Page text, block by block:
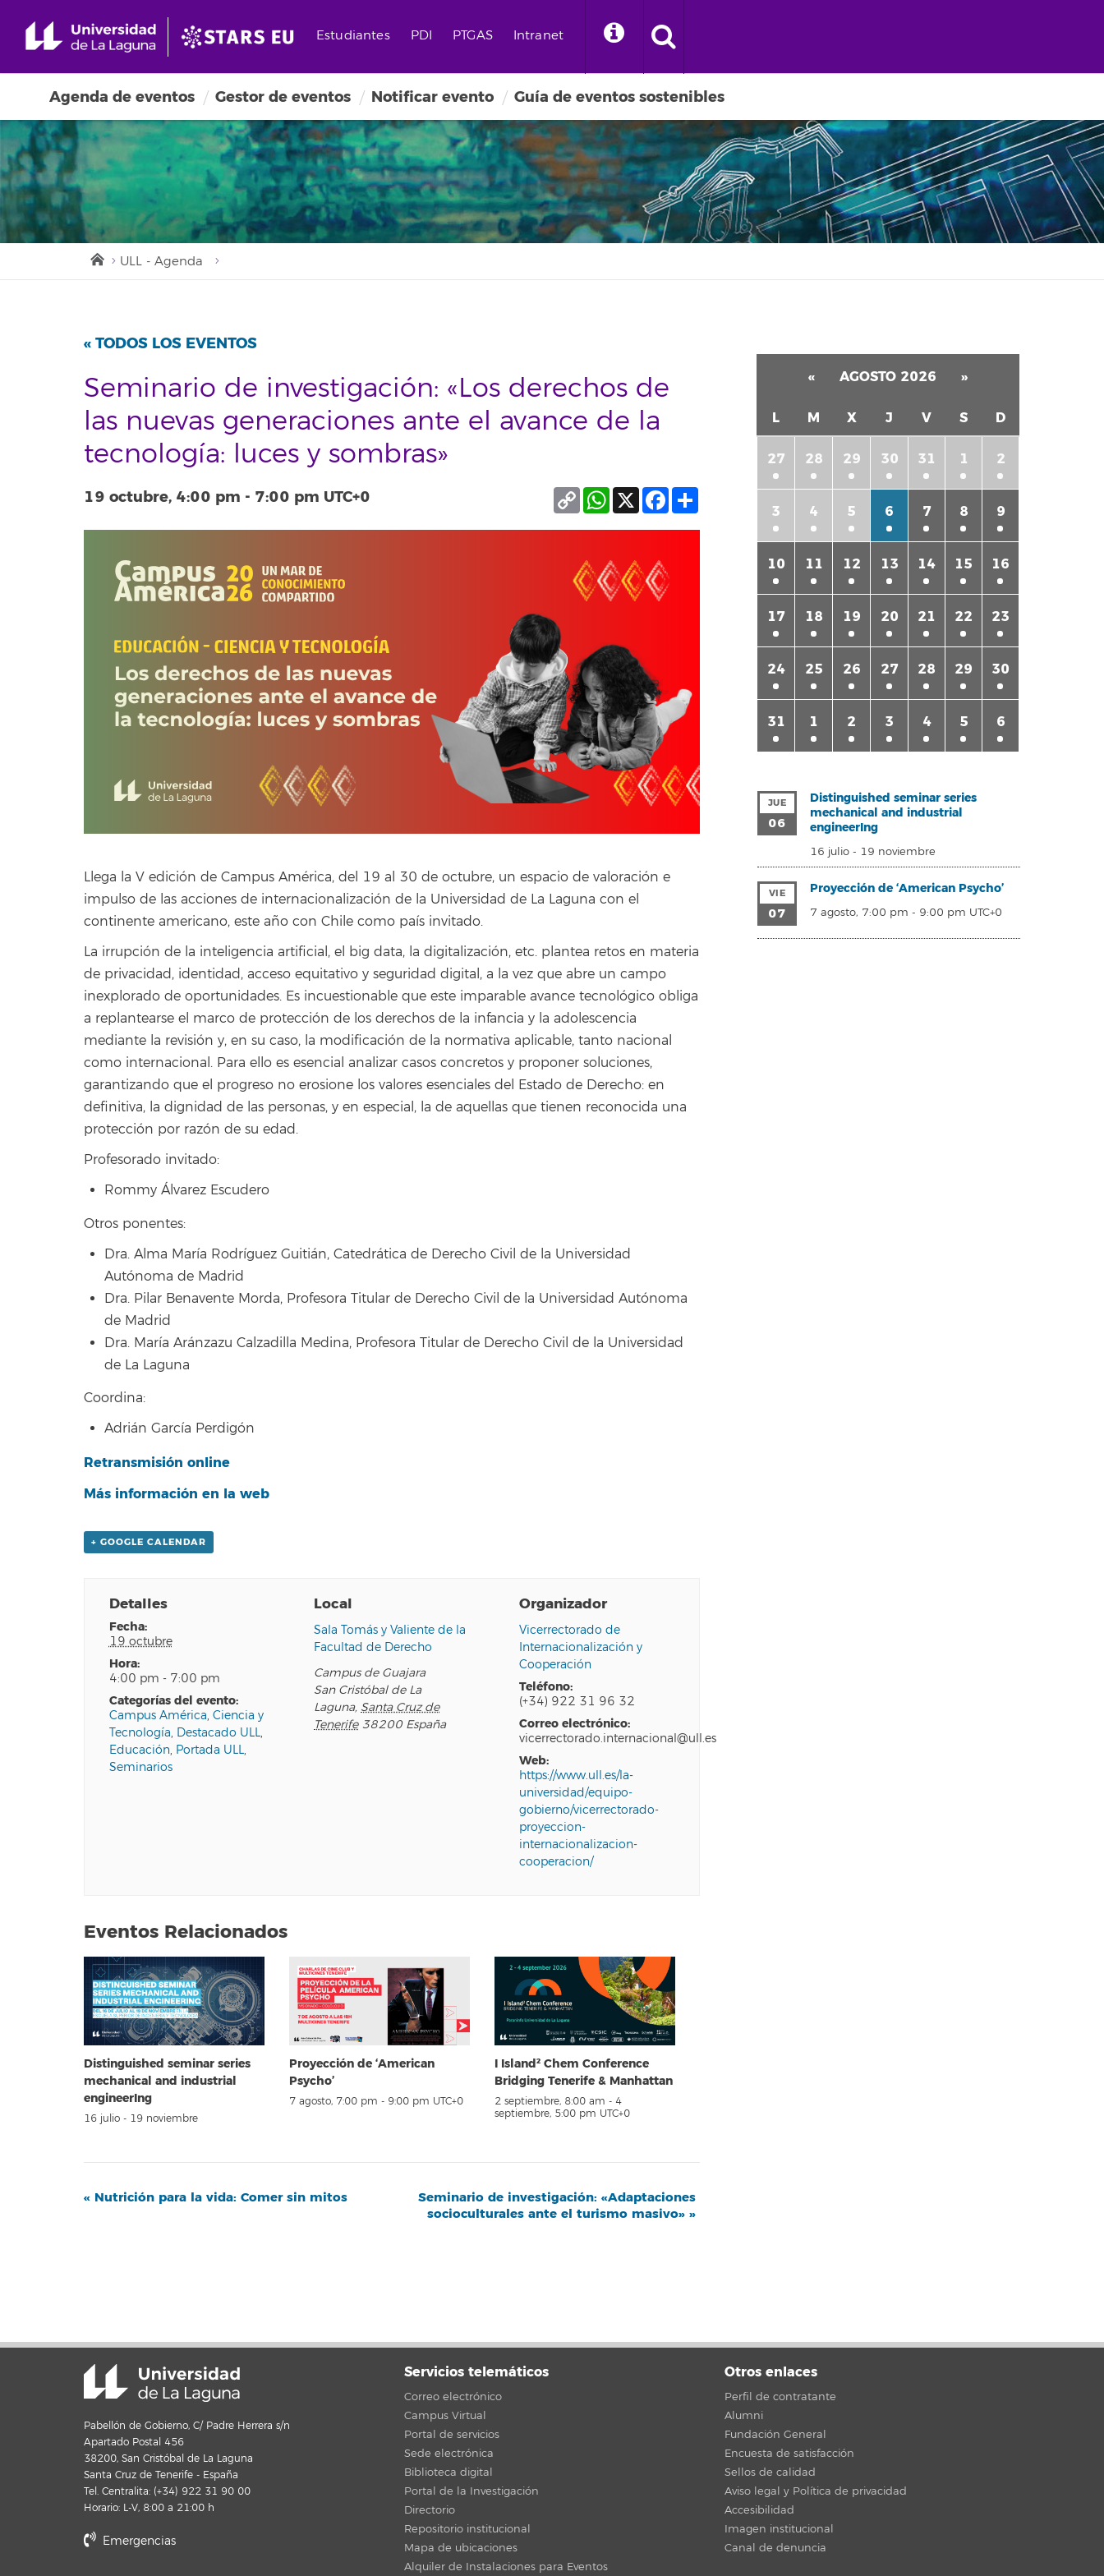
Estudiantes PDI PTGAS Intranet
Agenda de eventos Gestor de eventos Notificar evento Guía de eventos sostenibles
ULL - Agenda
« TODOS LOS EVENTOS
Seminario de investigación: «Los derechos de
las nuevas generaciones ante el avance de la
tecnología: luces y sombras»
19 octubre, 4:00 pm - 7:00 pm UTC+0 Compartir
Facebook
X
WhatsApp
Copy
Link
Llega la V edición de Campus América, del 19 al 30 de octubre, un espacio de valoración e
impulso de las acciones de internacionalización de la Universidad de La Laguna con el
continente americano, este año con Chile como país invitado.
La irrupción de la inteligencia artificial, el big data, la digitalización, etc. plantea retos en materia
de privacidad, identidad, acceso equitativo y seguridad digital, a la vez que abre un campo
inexplorado de oportunidades. Es incuestionable que este imparable avance tecnológico obliga
a replantearse el marco de protección de los derechos de la infancia y la adolescencia
mediante la revisión y, en su caso, la modificación de la normativa aplicable, tanto nacional
como internacional. Para ello es esencial analizar casos concretos y proponer soluciones,
garantizando que el progreso no erosione los valores esenciales del Estado de Derecho: en
definitiva, la dignidad de las personas, y en especial, la de aquellas que tienen reconocida una
protección por razón de su edad.
Profesorado invitado:
Rommy Álvarez Escudero
Otros ponentes:
Dra. Alma María Rodríguez Guitián, Catedrática de Derecho Civil de la Universidad
Autónoma de Madrid
Dra. Pilar Benavente Morda, Profesora Titular de Derecho Civil de la Universidad Autónoma
de Madrid
Dra. María Aránzazu Calzadilla Medina, Profesora Titular de Derecho Civil de la Universidad
de La Laguna
Coordina:
Adrián García Perdigón
Retransmisión online
Más información en la web
+ GOOGLE CALENDAR
Detalles
fecha:
19 octubre
hora:
4:00 pm - 7:00 pm
categorías del evento:
Campus América, Ciencia y
Tecnología, Destacado ULL,
Educación, Portada ULL,
Seminarios
Local
Sala Tomás y Valiente de la
Facultad de Derecho
Campus de Guajara
San Cristóbal de La
Laguna, Santa Cruz de
Tenerife 38200 España
Organizador
Vicerrectorado de
Internacionalización y
Cooperación
teléfono:
(+34) 922 31 96 32
correo electrónico:
vicerrectorado.internacional@ull.es
web:
https://www.ull.es/la-
universidad/equipo-
gobierno/vicerrectorado-
proyeccion-
internacionalizacion-
cooperacion/
Eventos Relacionados
Distinguished seminar series
mechanical and industrial
engineerIng
16 julio - 19 noviembre
Proyección de ‘American
Psycho’
7 agosto, 7:00 pm - 9:00 pm UTC+0
I Island² Chem Conference
Bridging Tenerife & Manhattan
2 septiembre, 8:00 am - 4
septiembre, 5:00 pm UTC+0
Navegación
« Nutrición para la vida: Comer sin mitos
Seminario de investigación: «Adaptaciones
socioculturales ante el turismo masivo» »
« AGOSTO 2026 »
L M X J V S D
27 28 29 30 31 1 2
3 4 5 6 7 8 9
10 11 12 13 14 15 16
17 18 19 20 21 22 23
24 25 26 27 28 29 30
31 1 2 3 4 5 6
JUE
06
Distinguished seminar series
mechanical and industrial
engineerIng
16 julio - 19 noviembre
VIE
07
Proyección de ‘American Psycho’
7 agosto, 7:00 pm - 9:00 pm UTC+0
Pabellón de Gobierno, C/ Padre Herrera s/n
Apartado Postal 456
38200, San Cristóbal de La Laguna
Santa Cruz de Tenerife - España
Tel. Centralita: (+34) 922 31 90 00
Horario: L-V, 8:00 a 21:00 h
Emergencias
Servicios telemáticos
Correo electrónico
Campus Virtual
Portal de servicios
Sede electrónica
Biblioteca digital
Portal de la Investigación
Directorio
Repositorio institucional
Mapa de ubicaciones
Alquiler de Instalaciones para Eventos
Otros enlaces
Perfil de contratante
Alumni
Fundación General
Encuesta de satisfacción
Sellos de calidad
Aviso legal y Política de privacidad
Accesibilidad
Imagen institucional
Canal de denuncia